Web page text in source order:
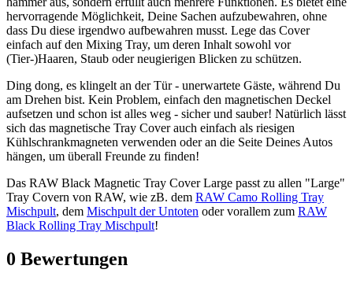
hervorragende Möglichkeit, Deine Sachen aufzubewahren, ohne
dass Du diese irgendwo aufbewahren musst. Lege das Cover
einfach auf den Mixing Tray, um deren Inhalt sowohl vor
(Tier-)Haaren, Staub oder neugierigen Blicken zu schützen.
Ding dong, es klingelt an der Tür - unerwartete Gäste, während Du
am Drehen bist. Kein Problem, einfach den magnetischen Deckel
aufsetzen und schon ist alles weg - sicher und sauber! Natürlich lässt
sich das magnetische Tray Cover auch einfach als riesigen
Kühlschrankmagneten verwenden oder an die Seite Deines Autos
hängen, um überall Freunde zu finden!
Das RAW Black Magnetic Tray Cover Large passt zu allen "Large"
Tray Covern von RAW, wie zB. dem RAW Camo Rolling Tray
Mischpult, dem Mischpult der Untoten oder vorallem zum RAW
Black Rolling Tray Mischpult!
0 Bewertungen